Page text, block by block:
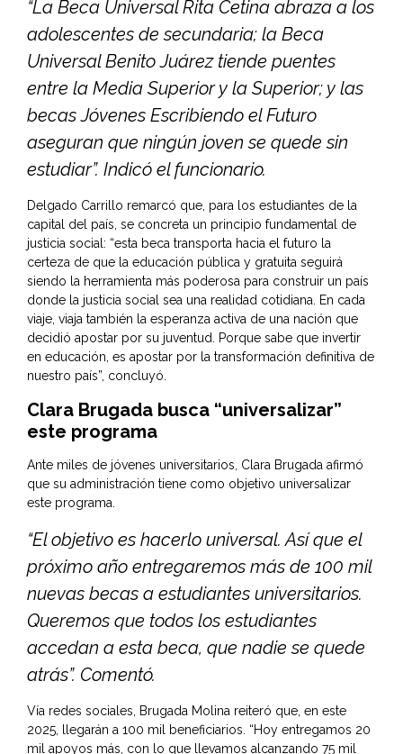
“La Beca Universal Rita Cetina abraza a los
adolescentes de secundaria; la Beca
Universal Benito Juárez tiende puentes
entre la Media Superior y la Superior; y las
becas Jóvenes Escribiendo el Futuro
aseguran que ningún joven se quede sin
estudiar”. Indicó el funcionario.
Delgado Carrillo remarcó que, para los estudiantes de la
capital del país, se concreta un principio fundamental de
justicia social: “esta beca transporta hacia el futuro la
certeza de que la educación pública y gratuita seguirá
siendo la herramienta más poderosa para construir un país
donde la justicia social sea una realidad cotidiana. En cada
viaje, viaja también la esperanza activa de una nación que
decidió apostar por su juventud. Porque sabe que invertir
en educación, es apostar por la transformación definitiva de
nuestro país”, concluyó.
Clara Brugada busca “universalizar”
este programa
Ante miles de jóvenes universitarios, Clara Brugada afirmó
que su administración tiene como objetivo universalizar
este programa.
“El objetivo es hacerlo universal. Así que el
próximo año entregaremos más de 100 mil
nuevas becas a estudiantes universitarios.
Queremos que todos los estudiantes
accedan a esta beca, que nadie se quede
atrás”. Comentó.
Vía redes sociales, Brugada Molina reiteró que, en este
2025, llegarán a 100 mil beneficiarios. “Hoy entregamos 20
mil apoyos más, con lo que llevamos alcanzando 75 mil